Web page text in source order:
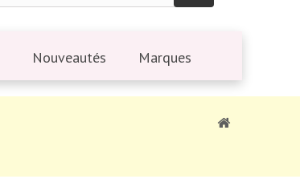
Nouveautés Marques